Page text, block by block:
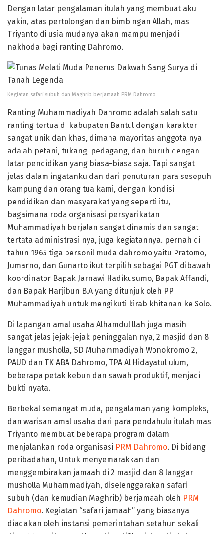
Dengan latar pengalaman itulah yang membuat aku
yakin, atas pertolongan dan bimbingan Allah, mas
Triyanto di usia mudanya akan mampu menjadi
nakhoda bagi ranting Dahromo.
Kegiatan safari subuh dan Maghrib berjamaah PRM Dahromo
Ranting Muhammadiyah Dahromo adalah salah satu
ranting tertua di kabupaten Bantul dengan karakter
sangat unik dan khas, dimana mayoritas anggota nya
adalah petani, tukang, pedagang, dan buruh dengan
latar pendidikan yang biasa-biasa saja. Tapi sangat
jelas dalam ingatanku dan dari penuturan para sesepuh
kampung dan orang tua kami, dengan kondisi
pendidikan dan masyarakat yang seperti itu,
bagaimana roda organisasi persyarikatan
Muhammadiyah berjalan sangat dinamis dan sangat
tertata administrasi nya, juga kegiatannya. pernah di
tahun 1965 tiga personil muda dahromo yaitu Pratomo,
Jumarno, dan Gunarto ikut terpilih sebagai PGT dibawah
koordinator Bapak Jarnawi Hadikusumo, Bapak Affandi,
dan Bapak Harjibun B.A yang ditunjuk oleh PP
Muhammadiyah untuk mengikuti kirab khitanan ke Solo.
Di lapangan amal usaha Alhamdulillah juga masih
sangat jelas jejak-jejak peninggalan nya, 2 masjid dan 8
langgar musholla, SD Muhammadiyah Wonokromo 2,
PAUD dan TK ABA Dahromo, TPA Al Hidayatul ulum,
beberapa petak kebun dan sawah produktif, menjadi
bukti nyata.
Berbekal semangat muda, pengalaman yang kompleks,
dan warisan amal usaha dari para pendahulu itulah mas
Triyanto membuat beberapa program dalam
menjalankan roda organisasi PRM Dahromo. Di bidang
peribadahan, Untuk menyemarakkan dan
menggembirakan jamaah di 2 masjid dan 8 langgar
musholla Muhammadiyah, diselenggarakan safari
subuh (dan kemudian Maghrib) berjamaah oleh PRM
Dahromo. Kegiatan “safari jamaah” yang biasanya
diadakan oleh instansi pemerintahan setahun sekali